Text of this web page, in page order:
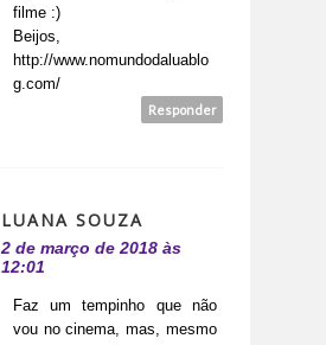
filme :)
Beijos,
http://www.nomundodaluablo
g.com/
Responder
LUANA SOUZA
2 de março de 2018 às
12:01
Faz um tempinho que não
vou no cinema, mas, mesmo